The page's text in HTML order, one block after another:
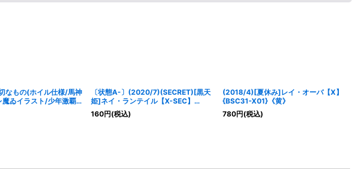
なもの(ホイル仕様/馬神
ゐイラスト/少年激覇ダ
019}《多》
〔状態A-〕(2020/7)(SECRET)[黒天
姫]ネイ・ランテイル【X-SEC】
{BSC37-X01}《黄》
160円(税込)
(2018/4)[夏休み]レイ・オーバ【X】
{BSC31-X01}《黄》
780円(税込)